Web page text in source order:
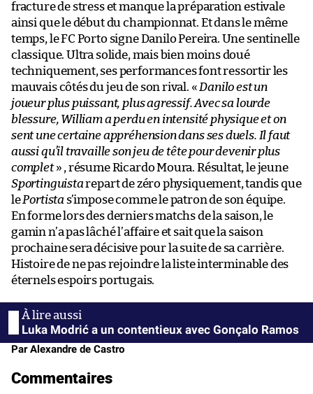
fracture de stress et manque la préparation estivale
ainsi que le début du championnat. Et dans le même
temps, le FC Porto signe Danilo Pereira. Une sentinelle
classique. Ultra solide, mais bien moins doué
techniquement, ses performances font ressortir les
mauvais côtés du jeu de son rival. « Danilo est un
joueur plus puissant, plus agressif. Avec sa lourde
blessure, William a perdu en intensité physique et on
sent une certaine appréhension dans ses duels. Il faut
aussi qu’il travaille son jeu de tête pour devenir plus
complet» , résume Ricardo Moura. Résultat, le jeune
Sportinguistarepart de zéro physiquement, tandis que
lePortista s’impose comme le patron de son équipe.
En forme lors des derniers matchs de la saison, le
gamin n’a pas lâché l’affaire et sait que la saison
prochaine sera décisive pour la suite de sa carrière.
Histoire de ne pas rejoindre la liste interminable des
éternels espoirs portugais.
Luka Modrić a un contentieux avec Gonçalo Ramos
Par Alexandre de Castro
Commentaires